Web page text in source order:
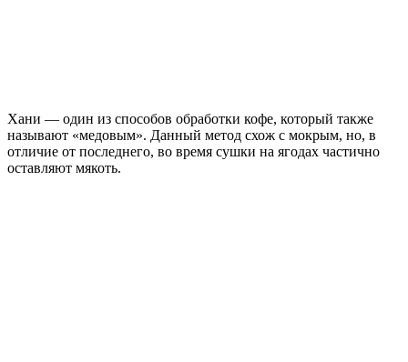
Хани — один из способов обработки кофе, который также
называют «медовым». Данный метод схож с мокрым, но, в
отличие от последнего, во время сушки на ягодах частично
оставляют мякоть.